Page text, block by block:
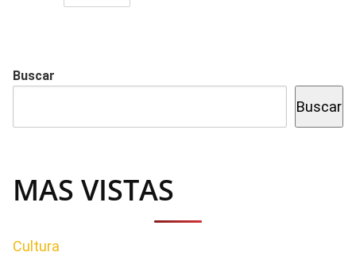
Buscar
Buscar
MAS VISTAS
Cultura